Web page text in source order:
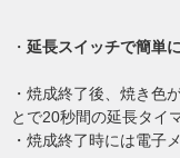
・ 延長スイッチで簡単
・焼成終了後、焼き色
とで20秒間の延長タイ
・焼成終了時には電子